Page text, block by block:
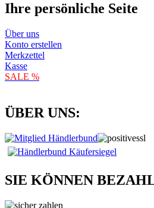
Ihre persönliche Seite
Über uns
Konto erstellen
Merkzettel
Kasse
SALE %
ÜBER UNS:
SIE KÖNNEN